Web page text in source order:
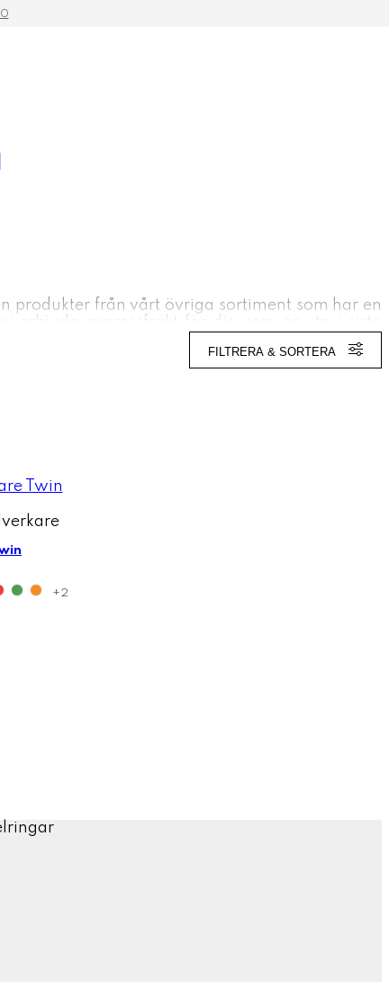
produkter från vårt övriga sortiment som har en
erbjuda expressfrakt för dig som är ute i sista
FILTRERA & SORTERA
+2